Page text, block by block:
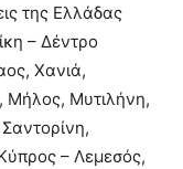
της Ελλάδας
– Δέντρο
Χανιά,
Μήλος, Μυτιλήνη,
– Λεμεσός,